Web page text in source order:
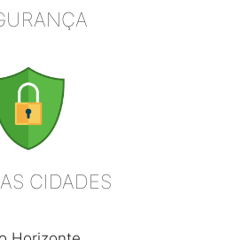
CIDADES